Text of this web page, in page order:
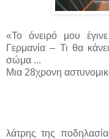
«Το όνειρό μου
Γερμανία – Τι θα
σώμα ...
Μια 28χρονη
λάτρης της